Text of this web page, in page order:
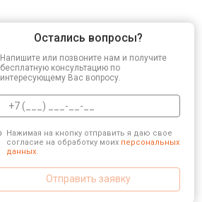
Остались вопросы?
Напишите или позвоните нам и получите
бесплатную консультацию по
интересующему Вас вопросу.
Нажимая на кнопку отправить я даю свое
согласие на обработку моих персональных
данных.
Отправить заявку